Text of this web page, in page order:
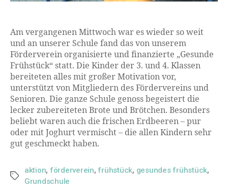
Am vergangenen Mittwoch war es wieder so weit
und an unserer Schule fand das von unserem
Förderverein organisierte und finanzierte „Gesunde
Frühstück“ statt. Die Kinder der 3. und 4. Klassen
bereiteten alles mit großer Motivation vor,
unterstützt von Mitgliedern des Fördervereins und
Senioren. Die ganze Schule genoss begeistert die
lecker zubereiteten Brote und Brötchen. Besonders
beliebt waren auch die frischen Erdbeeren – pur
oder mit Joghurt vermischt – die allen Kindern sehr
gut geschmeckt haben.
aktion, förderverein,frühstück, gesundes frühstück,
Grundschule